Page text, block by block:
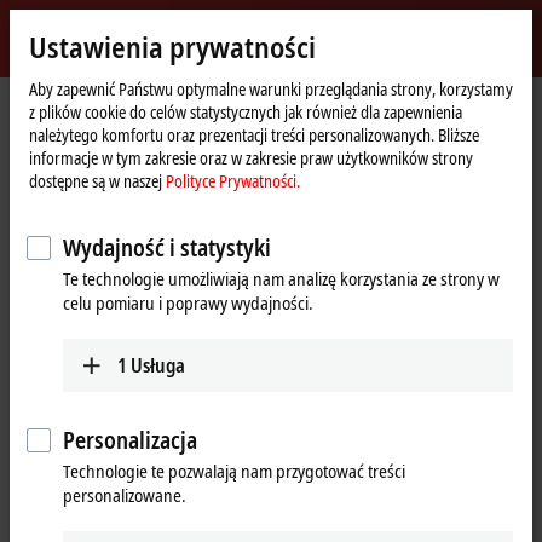
Beckhoff
-
New
Automation
Technology
Strona
główna
Przedsiębiorstwo
Nowości
Customer statement: BorgWarner Inc.
Kliknięcie przycisku „Akceptuj” spowoduje wyświetlenie filmu i
dostosowanie ustawień sfery prywatnej, podczas tych czynności
nastąpi załadowanie zewnętrznych treści Vimeo. Zapoznaj się z
Ustawienia prywatności
Aby zapewnić Państwu optymalne warunki przeglądania strony, korzystamy
z plików cookie do celów statystycznych jak również dla zapewnienia
należytego komfortu oraz prezentacji treści personalizowanych. Bliższe
informacje w tym zakresie oraz w zakresie praw użytkowników strony
dostępne są w naszej Polityce Prywatności.
Wydajność i statystyki
Te technologie umożliwiają nam analizę korzystania ze strony w
celu pomiaru i poprawy wydajności.
1 Usługa
Personalizacja
Technologie te pozwalają nam przygotować treści
personalizowane.